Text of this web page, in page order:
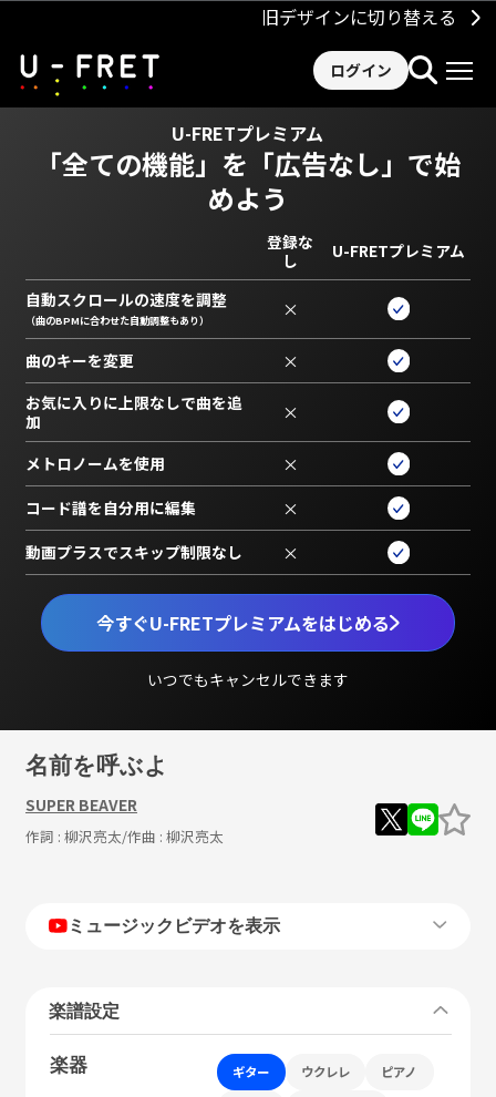
旧デザインに切り替える
ログイン
U-FRETプレミアム
「全ての機能」を 「広告なし」で始
めよう
今すぐU-FRETプレミアムをはじめる
いつでもキャンセルできます
登録な
し
U-FRETプレミアム
自動スクロールの速度を調整
（曲のBPMに合わせた自動調整もあり） ×
曲のキーを変更 ×
お気に入りに上限なしで曲を追
加
×
メトロノームを使用 ×
コード譜を自分用に編集 ×
動画プラスでスキップ制限なし ×
名前を呼ぶよ
SUPER BEAVER
作詞 : 柳沢亮太/作曲 : 柳沢亮太
ミュージックビデオを表示
楽譜設定
楽器 ギター ウクレレ ピアノ